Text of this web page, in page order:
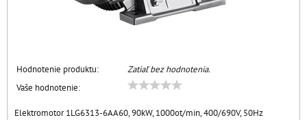
Hodnotenie produktu:
Zatiaľ bez hodnotenia.
Vaše hodnotenie:
Elektromotor 1LG6313-6AA60, 90kW, 1000ot/min, 400/690V, 50Hz